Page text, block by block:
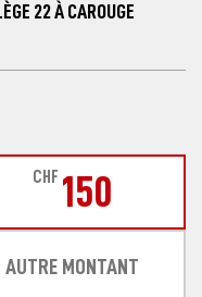
22 À CAROUGE
CHF 150
AUTRE MONTANT